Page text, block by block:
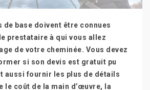
de base doivent être connues
prestataire à qui vous allez
de votre cheminée. Vous devez
si son devis est gratuit pu
aussi fournir les plus de détails
le coût de la main d’œuvre, la